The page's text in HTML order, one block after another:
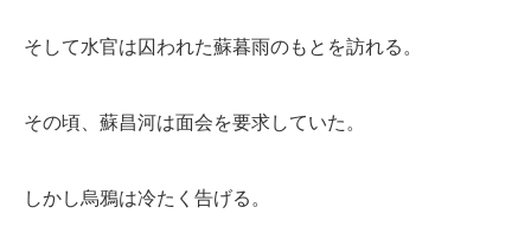
そして水官は囚われた蘇暮雨のもとを訪れる。
その頃、蘇昌河は面会を要求していた。
しかし烏鴉は冷たく告げる。